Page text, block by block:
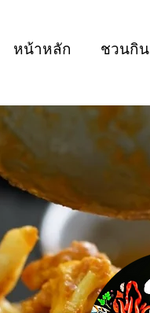
หน้าหลัก ชวนกิน